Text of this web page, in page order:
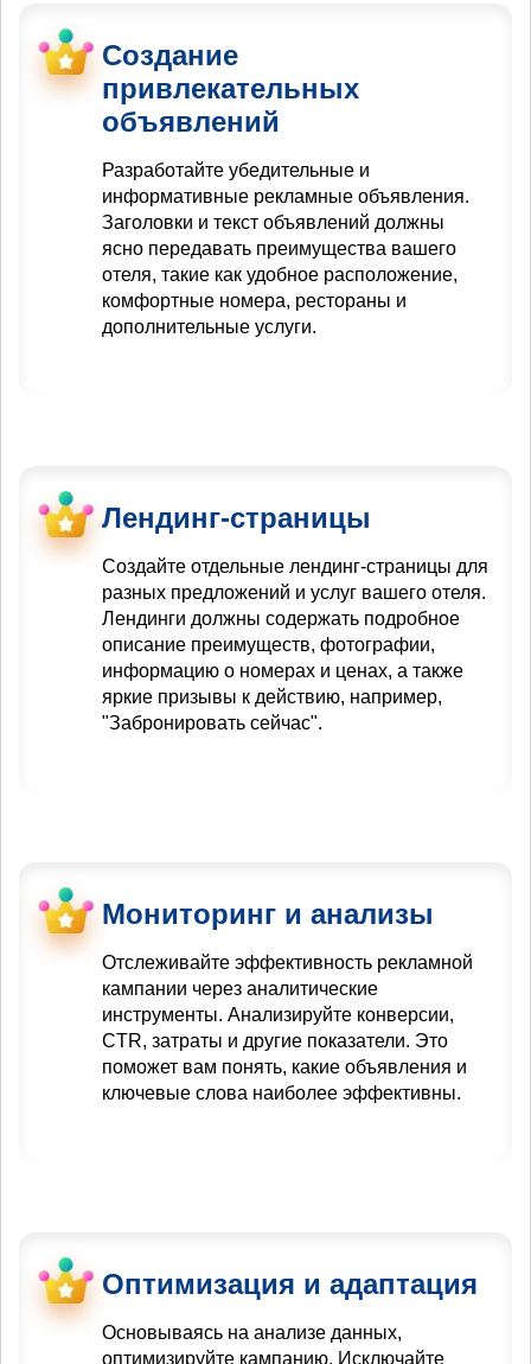
Создание
привлекательных
объявлений
Разработайте убедительные и
информативные рекламные объявления.
Заголовки и текст объявлений должны
ясно передавать преимущества вашего
отеля, такие как удобное расположение,
комфортные номера, рестораны и
дополнительные услуги.
Лендинг-страницы
Создайте отдельные лендинг-страницы для
разных предложений и услуг вашего отеля.
Лендинги должны содержать подробное
описание преимуществ, фотографии,
информацию о номерах и ценах, а также
яркие призывы к действию, например,
"Забронировать сейчас".
Мониторинг и анализы
Отслеживайте эффективность рекламной
кампании через аналитические
инструменты. Анализируйте конверсии,
CTR, затраты и другие показатели. Это
поможет вам понять, какие объявления и
ключевые слова наиболее эффективны.
Оптимизация и адаптация
Основываясь на анализе данных,
оптимизируйте кампанию. Исключайте